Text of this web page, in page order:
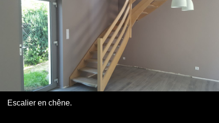
Escalier en chêne.